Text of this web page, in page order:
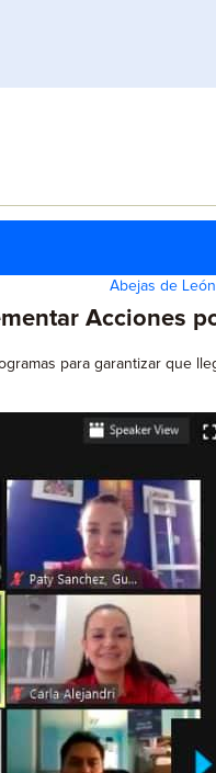
Abejas de
Acciones
para garantizar que